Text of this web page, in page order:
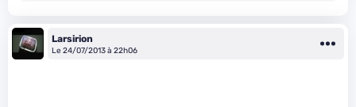
Larsirion
Le 24/07/2013 à 22h06